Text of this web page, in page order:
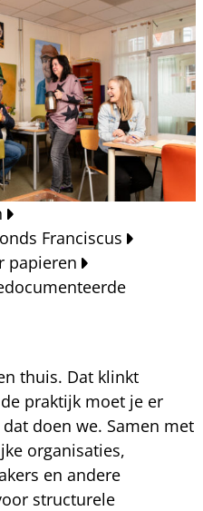
Franciscus
papieren
thuis. Dat klinkt
praktijk moet je er
doen we. Samen met
organisaties,
en andere
structurele